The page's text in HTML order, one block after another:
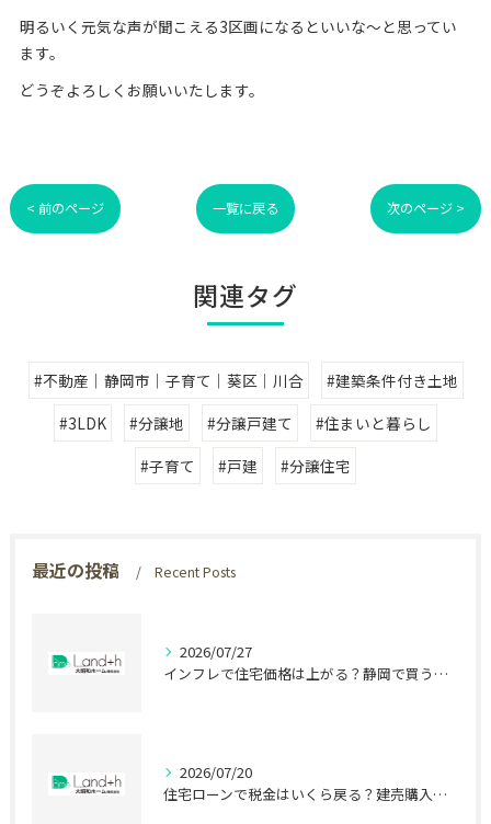
明るいく元気な声が聞こえる3区画になるといいな～と思ってい
ます。
どうぞよろしくお願いいたします。
< 前のページ 一覧に戻る 次のページ >
関連タグ
#不動産｜静岡市｜子育て｜葵区｜川合
#建築条件付き土地
#3LDK
#分譲地 #分譲戸建て
#住まいと暮らし
#子育て
#戸建 #分譲住宅
最近の投稿 Recent Posts
2026/07/27
インフレで住宅価格は上がる？静岡で買う前に知る盲点
2026/07/20
住宅ローンで税金はいくら戻る？建売購入前の盲点